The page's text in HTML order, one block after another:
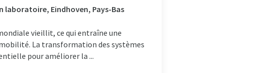
laboratoire, Eindhoven, Pays-Bas
vieillit, ce qui entraîne une
La transformation des systèmes
pour améliorer la ...